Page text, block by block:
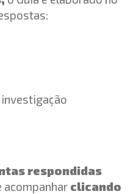
respondidas
acompanhar clicando